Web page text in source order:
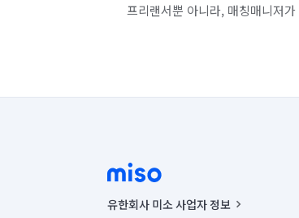
프리랜서뿐 아니라, 매칭매니저
유한회사 미소 사업자 정보